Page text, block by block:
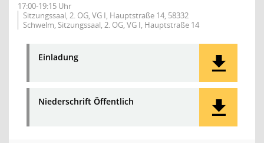
17:00-19:15 Uhr
Sitzungssaal, 2. OG, VG I, Hauptstraße 14, 58332
Schwelm, Sitzungssaal, 2. OG, VG I, Hauptstraße 14
Einladung
Niederschrift Öffentlich